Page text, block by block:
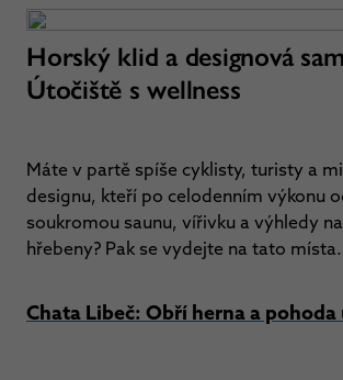
Horský klid a designová
Útočiště s wellness
Máte v partě spíše cyklisty, turisty a
designu, kteří po celodenním výkonu
soukromou saunu, vířivku a výhledy
hřebeny? Pak se vydejte na tato místa.
Chata Libeč: Obří herna a pohoda